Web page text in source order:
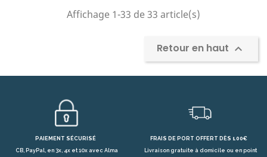
Affichage 1-33 de 33 article(s)
Retour en haut 
PAIEMENT SÉCURISÉ
CB, PayPal, en 3x, 4x et 10x avec Alma
FRAIS DE PORT OFFERT DÈS 100€
Livraison gratuite à domicile ou en point